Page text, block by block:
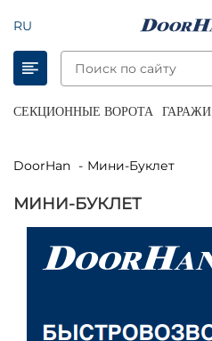
RU
СЕКЦИОННЫЕ ВОРОТА ГАРАЖИ
DoorHan Мини-Буклет
МИНИ-БУКЛЕТ